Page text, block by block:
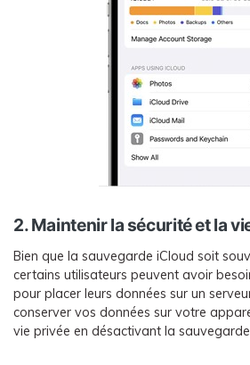
2. Maintenir la sécurité et la
Bien que la sauvegarde iCloud soit
certains utilisateurs peuvent avoir
pour placer leurs données sur un
conserver vos données sur votre
vie privée en désactivant la